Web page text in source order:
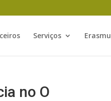
Serviços
no O